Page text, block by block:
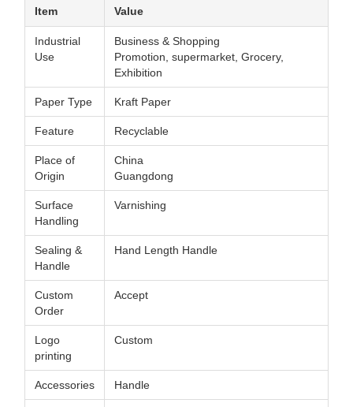
Item Value
Industrial
Use
Business & Shopping
Promotion, supermarket, Grocery,
Exhibition
Paper Type Kraft Paper
Feature Recyclable
Place of
Origin
China
Guangdong
Surface
Handling
Varnishing
Sealing &
Handle
Hand Length Handle
Custom
Order
Accept
Logo
printing
Custom
Accessories Handle